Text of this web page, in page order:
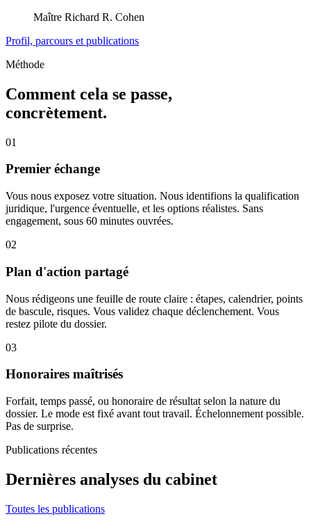
Maître Richard R. Cohen
Profil, parcours et publications
Méthode
Comment cela se passe,
concrètement.
01
Premier échange
Vous nous exposez votre situation. Nous identifions la qualification
juridique, l'urgence éventuelle, et les options réalistes. Sans
engagement, sous 60 minutes ouvrées.
02
Plan d'action partagé
Nous rédigeons une feuille de route claire : étapes, calendrier, points
de bascule, risques. Vous validez chaque déclenchement. Vous
restez pilote du dossier.
03
Honoraires maîtrisés
Forfait, temps passé, ou honoraire de résultat selon la nature du
dossier. Le mode est fixé avant tout travail. Échelonnement possible.
Pas de surprise.
Publications récentes
Dernières analyses du cabinet
Toutes les publications